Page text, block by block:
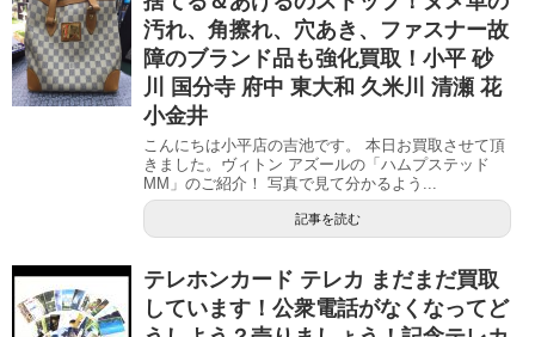
汚れ、角擦れ、穴あき、ファスナー故
障のブランド品も強化買取！小平 砂
川 国分寺 府中 東大和 久米川 清瀬 花
小金井
こんにちは小平店の吉池です。 本日お買取させて頂
きました。ヴィトン アズールの「ハムプステッド
MM」のご紹介！ 写真で見て分かるよう...
記事を読む
テレホンカード テレカ まだまだ買取
しています！公衆電話がなくなってど